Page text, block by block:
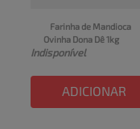
Farinha de Mandioca
Ovinha Dona Dê 1kg
Indisponível
ADICIONAR